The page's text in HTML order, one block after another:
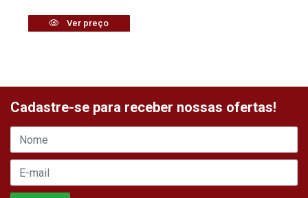
Ver preço
Cadastre-se para receber nossas ofertas!